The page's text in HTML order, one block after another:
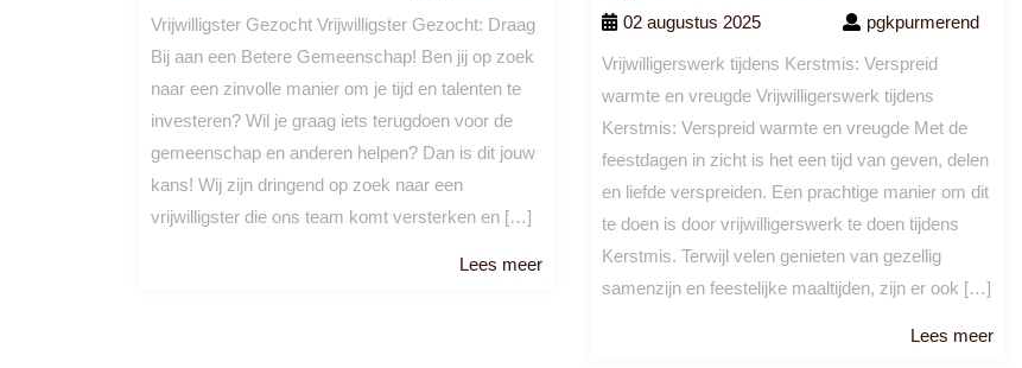
Vrijwilligster Gezocht Vrijwilligster Gezocht: Draag
Bij aan een Betere Gemeenschap! Ben jij op zoek
naar een zinvolle manier om je tijd en talenten te
investeren? Wil je graag iets terugdoen voor de
gemeenschap en anderen helpen? Dan is dit jouw
kans! Wij zijn dringend op zoek naar een
vrijwilligster die ons team komt versterken en […]
Lees meerLees
02 augustus 2025 pgkpurmerend
Vrijwilligerswerk tijdens Kerstmis: Verspreid
warmte en vreugde Vrijwilligerswerk tijdens
Kerstmis: Verspreid warmte en vreugde Met de
feestdagen in zicht is het een tijd van geven, delen
en liefde verspreiden. Een prachtige manier om dit
te doen is door vrijwilligerswerk te doen tijdens
Kerstmis. Terwijl velen genieten van gezellig
samenzijn en feestelijke maaltijden, zijn er ook […]
Lees meerLees